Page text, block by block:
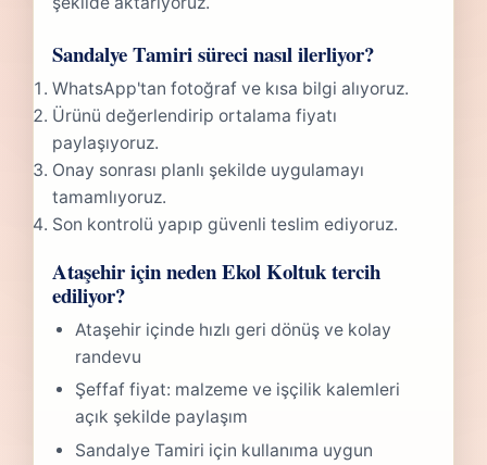
Sandalye Tamiri süreci nasıl ilerliyor?
WhatsApp'tan fotoğraf ve kısa bilgi alıyoruz.
Ürünü değerlendirip ortalama fiyatı
paylaşıyoruz.
Onay sonrası planlı şekilde uygulamayı
tamamlıyoruz.
Son kontrolü yapıp güvenli teslim ediyoruz.
Ataşehir için neden Ekol Koltuk tercih
ediliyor?
Ataşehir içinde hızlı geri dönüş ve kolay
randevu
Şeffaf fiyat: malzeme ve işçilik kalemleri
açık şekilde paylaşım
Sandalye Tamiri için kullanıma uygun